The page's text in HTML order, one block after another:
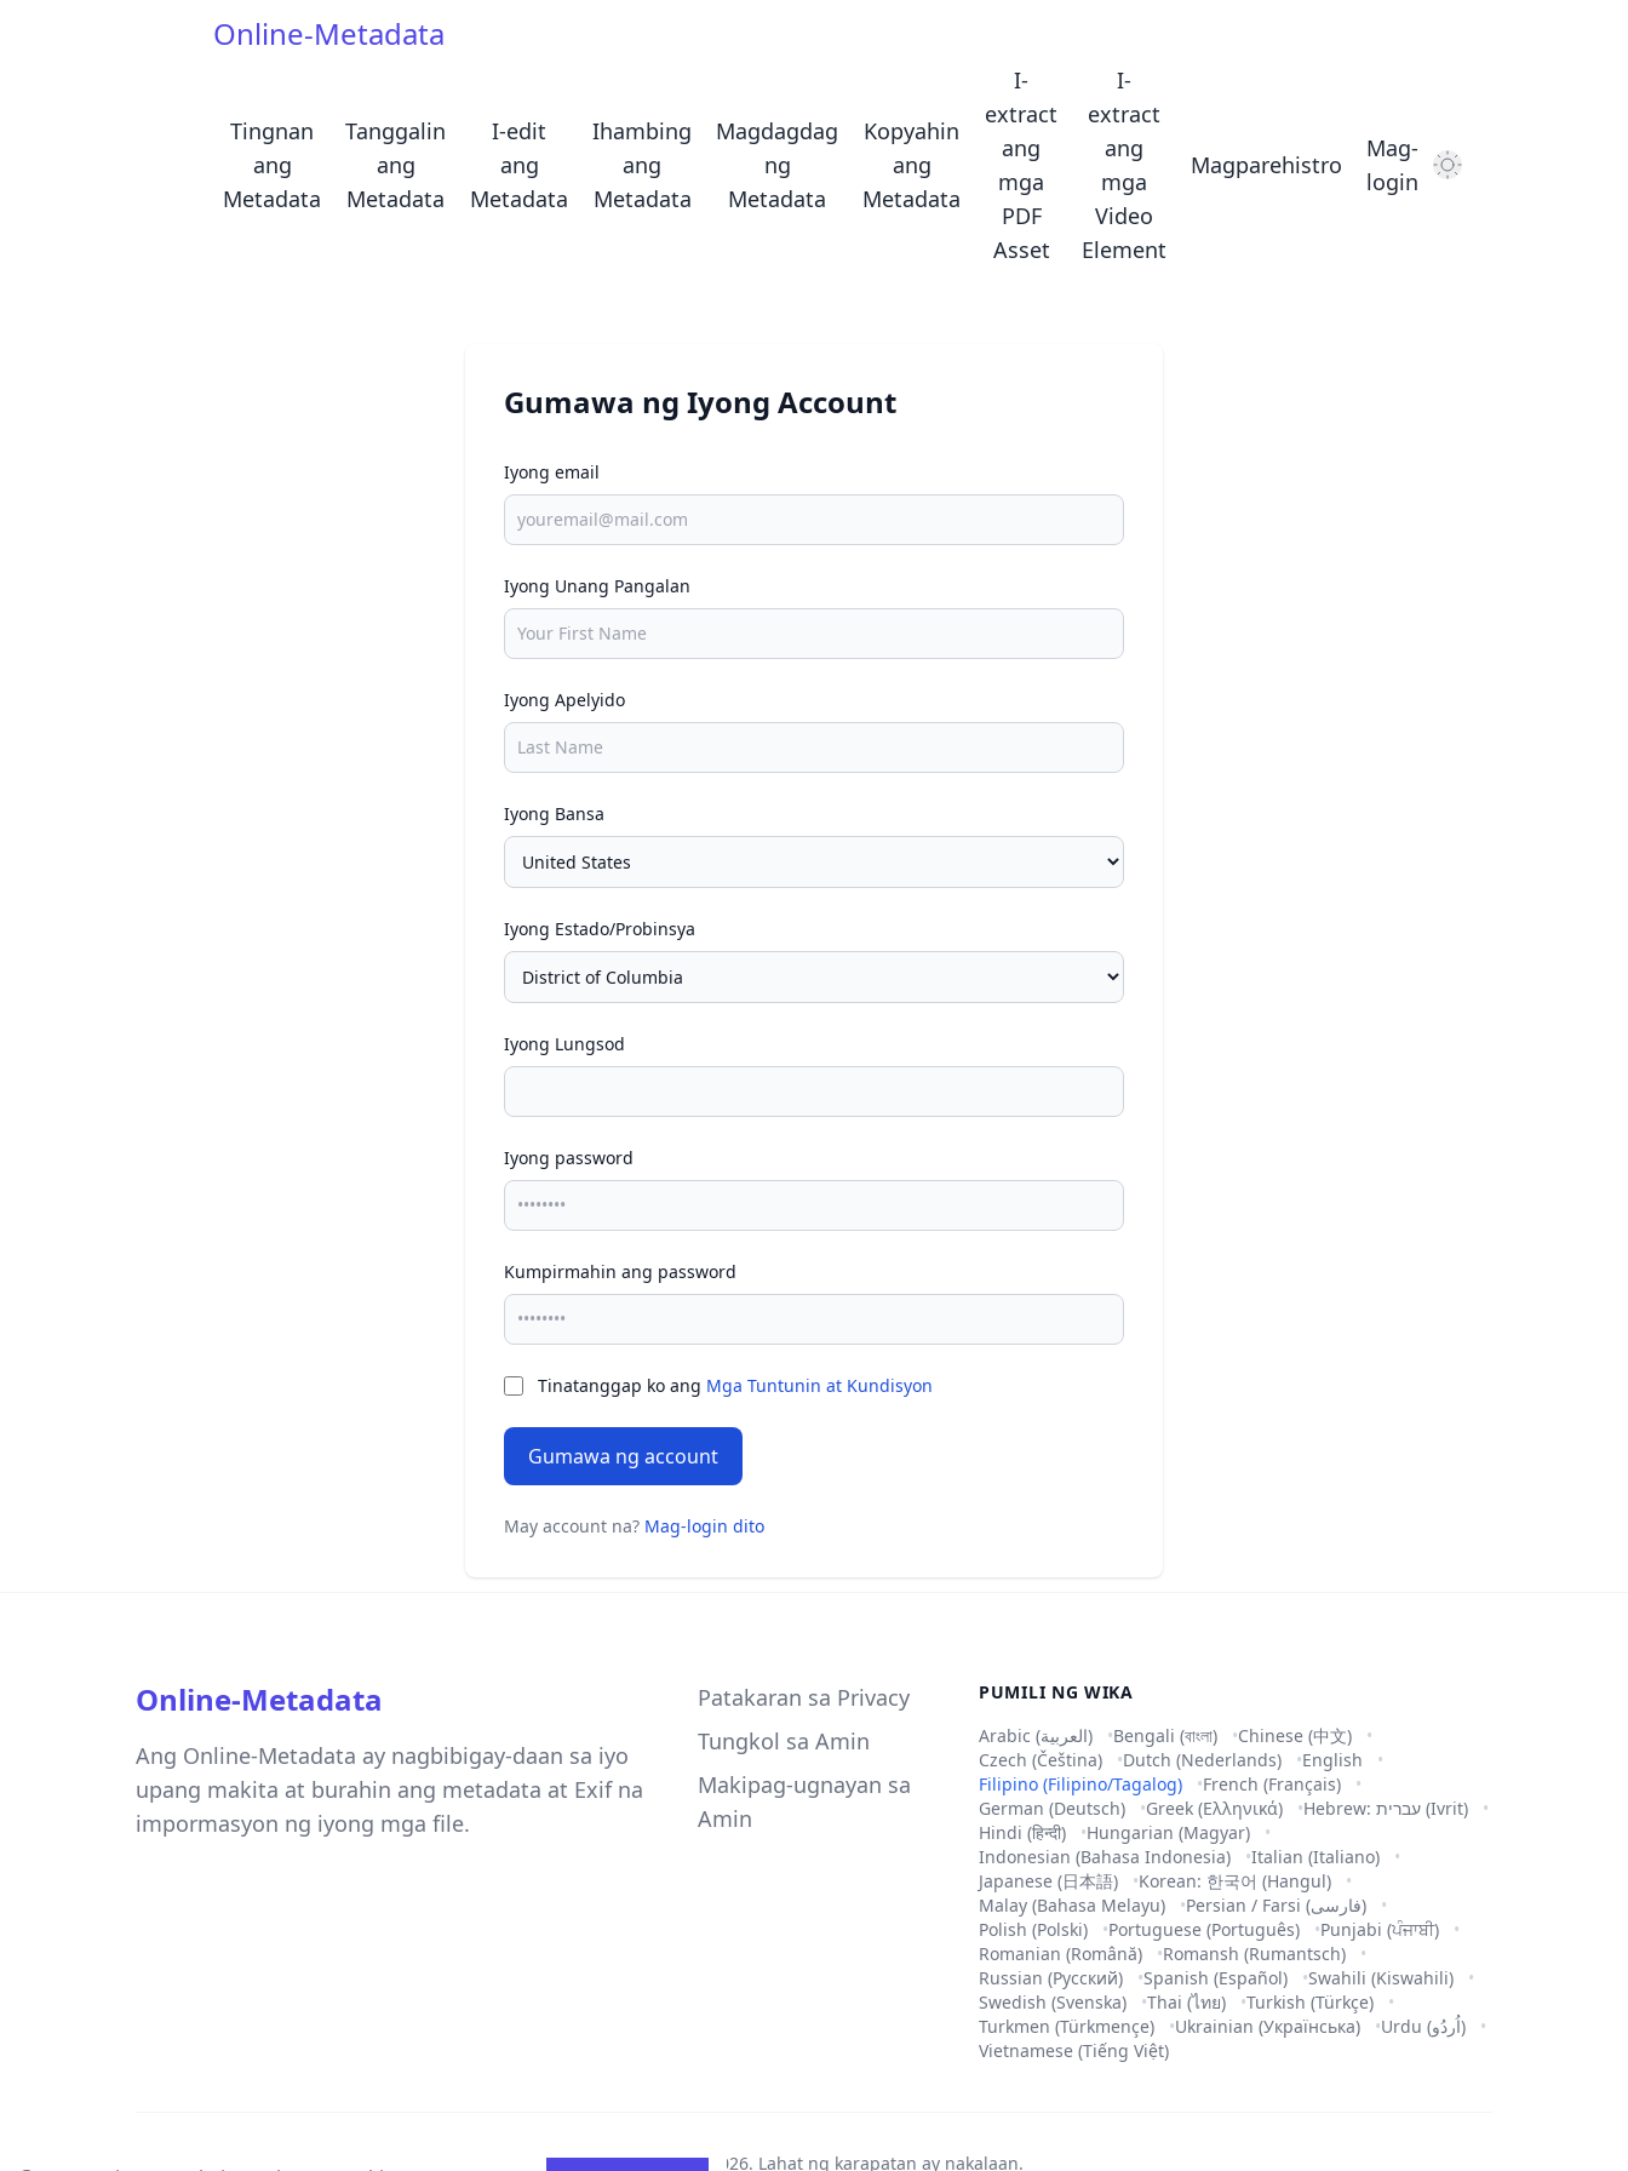
Online-Metadata
Tingnan
ang
Metadata
Tanggalin
ang
Metadata
I-edit
ang
Metadata
Ihambing
ang
Metadata
Magdagdag
ng
Metadata
Kopyahin
ang
Metadata
I-
extract
ang
mga
PDF
Asset
I-
extract
ang
mga
Video
Element
Magparehistro
Mag-
login
Dark Mode
Gumawa ng Iyong Account
Iyong email
Iyong Unang Pangalan
Iyong Apelyido
Iyong Bansa
Iyong Estado/Probinsya
Iyong Lungsod
Iyong password
Kumpirmahin ang password
Tinatanggap ko ang Mga Tuntunin at Kundisyon
Gumawa ng account
May account na? Mag-login dito
Online-Metadata
Ang Online-Metadata ay nagbibigay-daan sa iyo
upang makita at burahin ang metadata at Exif na
impormasyon ng iyong mga file.
Patakaran sa Privacy
Tungkol sa Amin
Makipag-ugnayan sa
Amin
PUMILI NG WIKA
Arabic (العربية)
Bengali (বাংলা)
Chinese (中文)
Czech (Čeština)
Dutch (Nederlands)
English
Filipino (Filipino/Tagalog)
French (Français)
German (Deutsch)
Greek (Ελληνικά)
Hebrew: עברית (Ivrit)
Hindi (हिन्दी)
Hungarian (Magyar)
Indonesian (Bahasa Indonesia)
Italian (Italiano)
Japanese (日本語)
Korean: 한국어 (Hangul)
Malay (Bahasa Melayu)
Persian / Farsi (فارسی)
Polish (Polski)
Portuguese (Português)
Punjabi (ਪੰਜਾਬੀ)
Romanian (Română)
Romansh (Rumantsch)
Russian (Русский)
Spanish (Español)
Swahili (Kiswahili)
Swedish (Svenska)
Thai (ไทย)
Turkish (Türkçe)
Turkmen (Türkmençe)
Ukrainian (Українська)
Urdu (اُردُو)
Vietnamese (Tiếng Việt)
Copyright © 2026. Lahat ng karapatan ay nakalaan.